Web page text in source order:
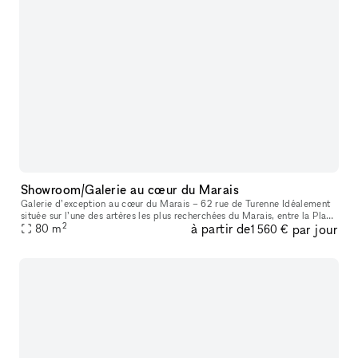
Showroom/Galerie au cœur du Marais
Galerie d’exception au cœur du Marais – 62 rue de Turenne Idéalement
située sur l’une des artères les plus recherchées du Marais, entre la Place
des Vosges et la rue de Bretagne, la galerie bénéficie
80 m2 à partir de1 560 € par jour